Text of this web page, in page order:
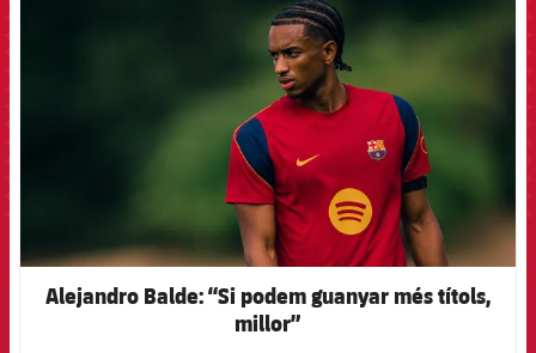
Alejandro Balde: “Si podem guanyar més títols,
millor”